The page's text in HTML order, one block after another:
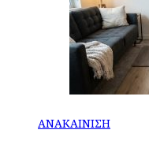
ΑΝΑΚΑΙΝΙΣΗ